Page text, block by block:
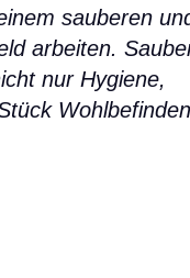
sauberen
arbeiten.
nur Hygiene,